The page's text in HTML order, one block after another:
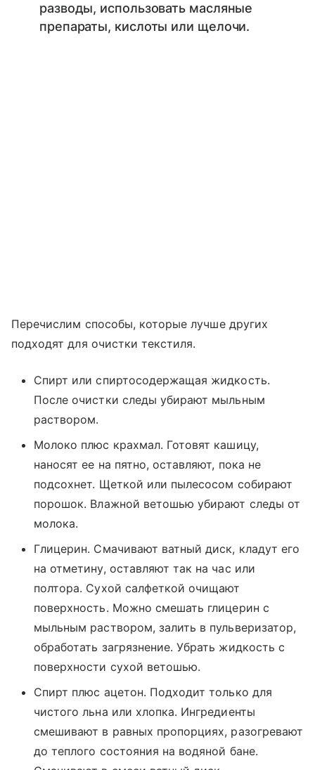
разводы, использовать масляные
препараты, кислоты или щелочи.
Перечислим способы, которые лучше других
подходят для очистки текстиля.
Спирт или спиртосодержащая жидкость.
После очистки следы убирают мыльным
раствором.
Молоко плюс крахмал. Готовят кашицу,
наносят ее на пятно, оставляют, пока не
подсохнет. Щеткой или пылесосом собирают
порошок. Влажной ветошью убирают следы от
молока.
Глицерин. Смачивают ватный диск, кладут его
на отметину, оставляют так на час или
полтора. Сухой салфеткой очищают
поверхность. Можно смешать глицерин с
мыльным раствором, залить в пульверизатор,
обработать загрязнение. Убрать жидкость с
поверхности сухой ветошью.
Спирт плюс ацетон. Подходит только для
чистого льна или хлопка. Ингредиенты
смешивают в равных пропорциях, разогревают
до теплого состояния на водяной бане.